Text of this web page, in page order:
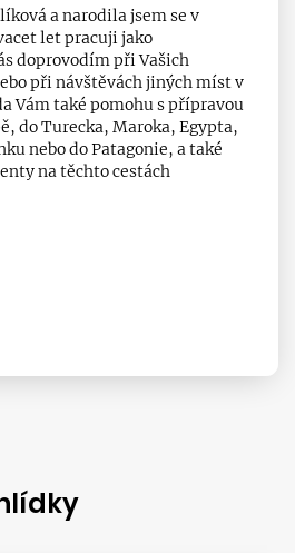
a narodila jsem se v
let pracuji jako
doprovodím při Vašich
při návštěvách jiných míst v
Vám také pomohu s přípravou
do Turecka, Maroka, Egypta,
nebo do Patagonie, a také
na těchto cestách